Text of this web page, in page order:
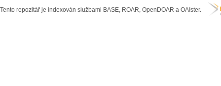
Tento repozitář je indexován službami BASE, ROAR, OpenDOAR a OAIster.